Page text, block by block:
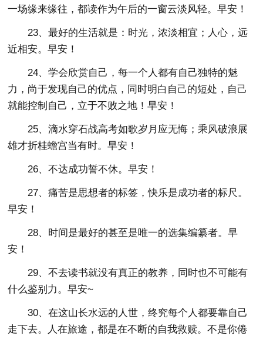
一场缘来缘往，都读作为午后的一窗云淡风轻。早安！
23、最好的生活就是：时光，浓淡相宜；人心，远
近相安。早安！
24、学会欣赏自己，每一个人都有自己独特的魅
力，尚于发现自己的优点，同时明白自己的短处，自己
就能控制自己，立于不败之地！早安！
25、滴水穿石战高考如歌岁月应无悔；乘风破浪展
雄才折桂蟾宫当有时。早安！
26、不达成功誓不休。早安！
27、痛苦是思想者的标签，快乐是成功者的标尺。
早安！
28、时间是最好的甚至是唯一的选集编纂者。早
安！
29、不去读书就没有真正的教养，同时也不可能有
什么鉴别力。早安~
30、在这山长水远的人世，终究每个人都要靠自己
走下去。人在旅途，都是在不断的自我救赎。不是你倦